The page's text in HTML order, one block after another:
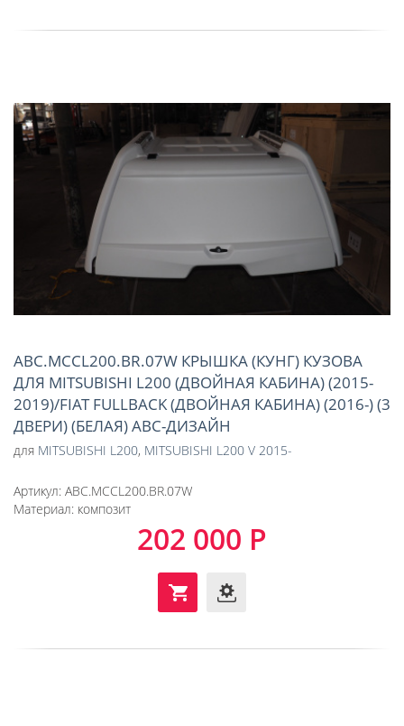
ABC.MCCL200.BR.07W КРЫШКА (КУНГ) КУЗОВА
ДЛЯ MITSUBISHI L200 (ДВОЙНАЯ КАБИНА) (2015-
2019)/FIAT FULLBACK (ДВОЙНАЯ КАБИНА) (2016-) (3
ДВЕРИ) (БЕЛАЯ) АВС-ДИЗАЙН
для MITSUBISHI L200, MITSUBISHI L200 V 2015-
Артикул: ABC.MCCL200.BR.07W
Материал: композит
202 000 Р